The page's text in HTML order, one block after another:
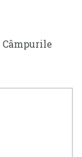
Câmpurile